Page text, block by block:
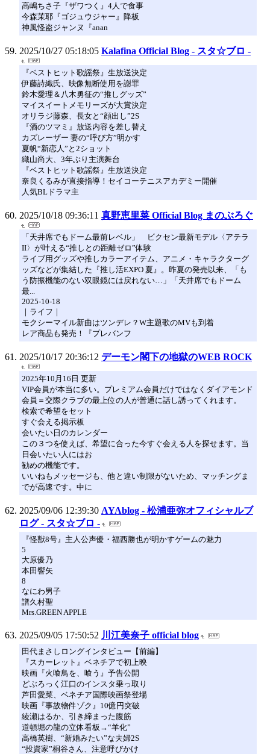
高嶋ちさ子『ザワつく』4人で食事
今森茉耶『ゴジュウジャー』降板
神風怪盗ジャンヌ『anan
2025/10/27 05:18:05 Kalafina Official Blog - スタ☆ブロ -
『ベストヒット歌謡祭』生放送決定
伊藤詩織氏、映像無断使用を謝罪
鈴木愛理＆八木勇征の“推しグッズ”
マイスイートメモリーズが大賞決定
オリラジ藤森、長女と“顔出し”2S
『酒のツマミ』放送内容を差し替え
カズレーザー 妻の“呼び方”明かす
夏帆“新恋人”と2ショット
織山尚大、3年ぶり主演舞台
『ベストヒット歌謡祭』生放送決定
奈良くるみが直接指導！セイコーテニスアカデミー開催
人気BLドラマ主
2025/10/18 09:36:11 真野恵里菜 Official Blog まのぶろぐ
「天井席でもドーム最前レベル」 ビクセン最新モデル〈アテラ
II〉が叶える“推しとの距離ゼロ”体験
ライブ用グッズや推しカラーアイテム、アニメ・キャラクターグ
ッズなどが集結した『推し活EXPO 夏』。昨夏の発売以来、「も
う防振機能のない双眼鏡には戻れない…」「天井席でもドーム
最...
2025-10-18
｜ライフ｜
モクシーマイル新曲はツンデレ？W主題歌のMVも到着
レア商品も発売！『プレバンフ
2025/10/17 20:36:12 デーモン閣下の地獄のWEB ROCK
2025年10月16日 更新
VIP会員が本当に多い。プレミアム会員だけではなくダイアモンド
会員＝交際クラブの最上位の人が普通に話し誘ってくれます。
検索で希望をセット
すぐ会える掲⽰板
会いたい⽇のカレンダー
この３つを使えば、希望に合った今すぐ会える⼈を探せます。当
⽇会いたい⼈にはお
勧めの機能です。
いいねもメッセージも、他と違い制限がないため、マッチングま
でが⾼速です。中に
2025/09/06 12:39:30 AYAblog - 松浦亜弥オフィシャルブ
ログ - スタ☆ブロ -
『怪獣8号』主人公声優・福西勝也が明かすゲームの魅力
5
大原優乃
本田響矢
8
なにわ男子
譜久村聖
Mrs.GREEN APPLE
2025/09/05 17:50:52 川江美奈子 official blog
田代まさしロングインタビュー【前編】
『スカーレット』ベネチアで初上映
映画『火喰鳥を、喰う』予告公開
どぶろっく江口のインスタ乗っ取り
芦田愛菜、ベネチア国際映画祭登場
映画『事故物件ゾク』10億円突破
綾瀬はるか、引き締まった腹筋
道頓堀の龍の立体看板→“羊化”
高橋英樹、“新婚みたい”な夫婦2S
“投資家”桐谷さん、注意呼びかけ